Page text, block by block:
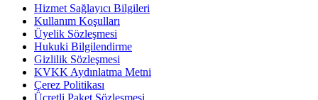
Hizmet Sağlayıcı Bilgileri
Kullanım Koşulları
Üyelik Sözleşmesi
Hukuki Bilgilendirme
Gizlilik Sözleşmesi
KVKK Aydınlatma Metni
Çerez Politikası